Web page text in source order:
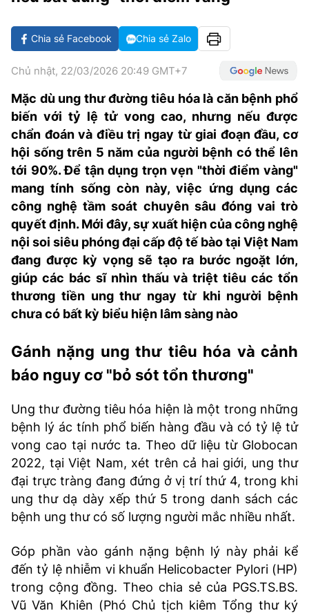
GOLF
CÁC CÚP CHÂU ÂU
BẢNG XẾP HẠNG
VĂN HÓA
GIẢI TRÍ
DIỄN ĐÀN
CÔNG NGHIỆP VĂN HÓA
NHỊP ĐẬP SỨC KHỎE
X-QUANG TIN ĐỒN
VIẾT LẠI ƯỚC MƠ
GIẢI TRÍ
PHIM
ÂM NHẠC
KBIZ
DU LỊCH
TIN TỨC
ĐIỂM ĐẾN
ẢNH
ẨM THỰC
TƯ VẤN
THẾ GIỚI SAO
HIGHTECH
TIÊU ĐIỂM - SPOTLIGHT
BẠN CẦN BIẾT
INFOGRAPHIC
E-MAGAZINE
ẢNH
BÁO GIẤY
TRA CỨU PHƯỜNG XÃ
CỐNG HIẾN
BÙI XUÂN PHÁI
TIỆN ÍCH
LIÊN HỆ QUẢNG CÁO
Hotline: 0981.119.189
Điện thoại: 024.38254756
MẠNG XÃ HỘI
Chia sẻ Facebook Chia sẻ Zalo
Chủ nhật, 22/03/2026 20:49 GMT+7
Mặc dù ung thư đường tiêu hóa là căn bệnh phổ
biến với tỷ lệ tử vong cao, nhưng nếu được
chẩn đoán và điều trị ngay từ giai đoạn đầu, cơ
hội sống trên 5 năm của người bệnh có thể lên
tới 90%. Để tận dụng trọn vẹn "thời điểm vàng"
mang tính sống còn này, việc ứng dụng các
công nghệ tầm soát chuyên sâu đóng vai trò
quyết định. Mới đây, sự xuất hiện của công nghệ
nội soi siêu phóng đại cấp độ tế bào tại Việt Nam
đang được kỳ vọng sẽ tạo ra bước ngoặt lớn,
giúp các bác sĩ nhìn thấu và triệt tiêu các tổn
thương tiền ung thư ngay từ khi người bệnh
chưa có bất kỳ biểu hiện lâm sàng nào
Gánh nặng ung thư tiêu hóa và cảnh
báo nguy cơ "bỏ sót tổn thương"
Ung thư đường tiêu hóa hiện là một trong những
bệnh lý ác tính phổ biến hàng đầu và có tỷ lệ tử
vong cao tại nước ta. Theo dữ liệu từ Globocan
2022, tại Việt Nam, xét trên cả hai giới, ung thư
đại trực tràng đang đứng ở vị trí thứ 4, trong khi
ung thư dạ dày xếp thứ 5 trong danh sách các
bệnh ung thư có số lượng người mắc nhiều nhất.
Góp phần vào gánh nặng bệnh lý này phải kể
đến tỷ lệ nhiễm vi khuẩn Helicobacter Pylori (HP)
trong cộng đồng. Theo chia sẻ của PGS.TS.BS.
Vũ Văn Khiên (Phó Chủ tịch kiêm Tổng thư ký